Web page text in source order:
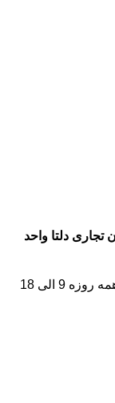
دلتا واحد